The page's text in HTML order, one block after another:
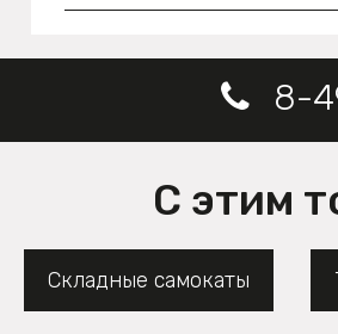
8-
С этим
Складные самокаты